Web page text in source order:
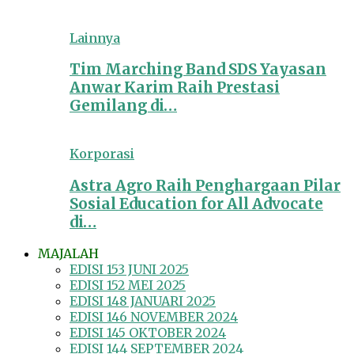
Lainnya
Tim Marching Band SDS Yayasan
Anwar Karim Raih Prestasi
Gemilang di…
Korporasi
Astra Agro Raih Penghargaan Pilar
Sosial Education for All Advocate
di…
MAJALAH
EDISI 153 JUNI 2025
EDISI 152 MEI 2025
EDISI 148 JANUARI 2025
EDISI 146 NOVEMBER 2024
EDISI 145 OKTOBER 2024
EDISI 144 SEPTEMBER 2024